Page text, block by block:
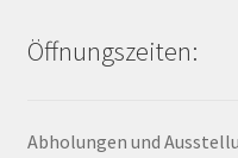
Öffnungszeiten:
Abholungen und